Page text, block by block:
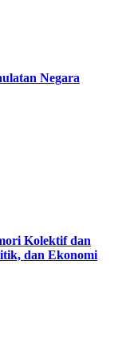
Negara
Kolektif dan
dan Ekonomi